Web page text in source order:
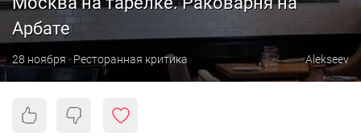
Арбате
28 ноября · Ресторанная критика Alekseev